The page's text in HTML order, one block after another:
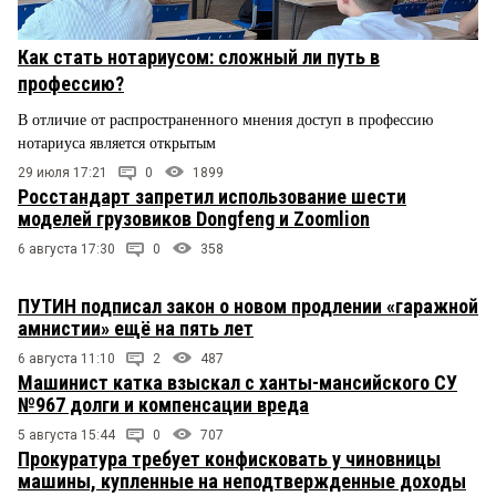
Как стать нотариусом: сложный ли путь в
профессию?
В отличие от распространенного мнения доступ в профессию
нотариуса является открытым
29 июля 17:21 0 1899
Росстандарт запретил использование шести
моделей грузовиков Dongfeng и Zoomlion
6 августа 17:30 0 358
ПУТИН подписал закон о новом продлении «гаражной
амнистии» ещё на пять лет
6 августа 11:10 2 487
Машинист катка взыскал с ханты-мансийского СУ
№967 долги и компенсации вреда
5 августа 15:44 0 707
Прокуратура требует конфисковать у чиновницы
машины, купленные на неподтвержденные доходы